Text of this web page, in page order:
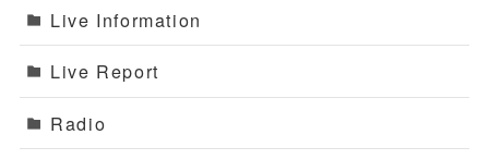
Live Information
Live Report
Radio